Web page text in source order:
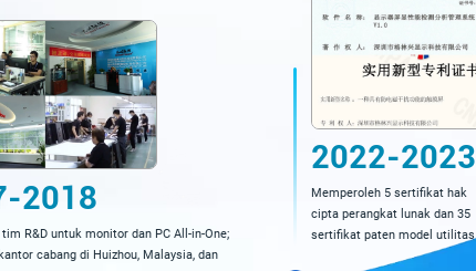
2018
R&D untuk monitor dan PC All-in-One;
cabang di Huizhou, Malaysia, dan
2022-2023
Memperoleh 5 sertifikat hak
cipta perangkat lunak dan 35
sertifikat paten model utilitas